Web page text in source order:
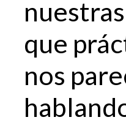
que
nos